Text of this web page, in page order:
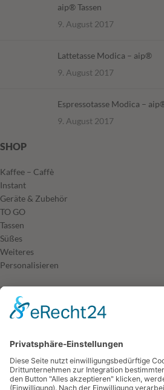
aip® Tassen
9. August 2017
Lattetasse Modica – aip®
9. August 2017
Espressotasse Modica –
9. August 2017
SHOP
Kaffee – Caffè
Instant
Geräte & Zubehör
TO GO
Tassen
Süßes
Weiteres
Personalisieren
INFORMATIONEN
Kontakt
Versandbedingungen
Zahlungsarten
Widerrufsrecht
Datenschutz